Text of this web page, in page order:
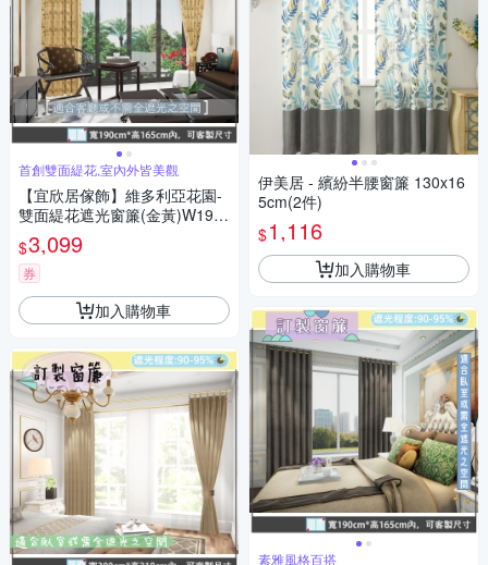
首創雙面緹花,室內外皆美觀
【宜欣居傢飾】維多利亞花園-
雙面緹花遮光窗簾(金黃)W190*
H165cm以內*2片/台灣製MIT
$3,099
券
加入購物車
伊美居 - 繽紛半腰窗簾 130x16
5cm(2件)
$1,116
加入購物車
素雅風格百搭